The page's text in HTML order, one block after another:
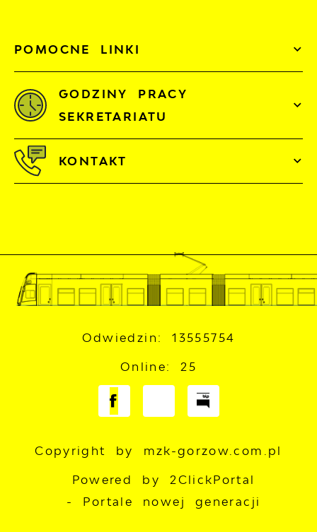
POMOCNE LINKI
GODZINY PRACY
SEKRETARIATU
KONTAKT
Odwiedzin: 13555754
Online: 25
Copyright by mzk-gorzow.com.pl
Powered by 2ClickPortal
- Portale nowej generacji